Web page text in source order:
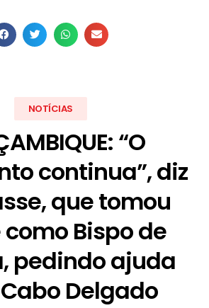
NOTÍCIAS
“O
continua”, diz
que tomou
Bispo de
pedindo ajuda
Delgado